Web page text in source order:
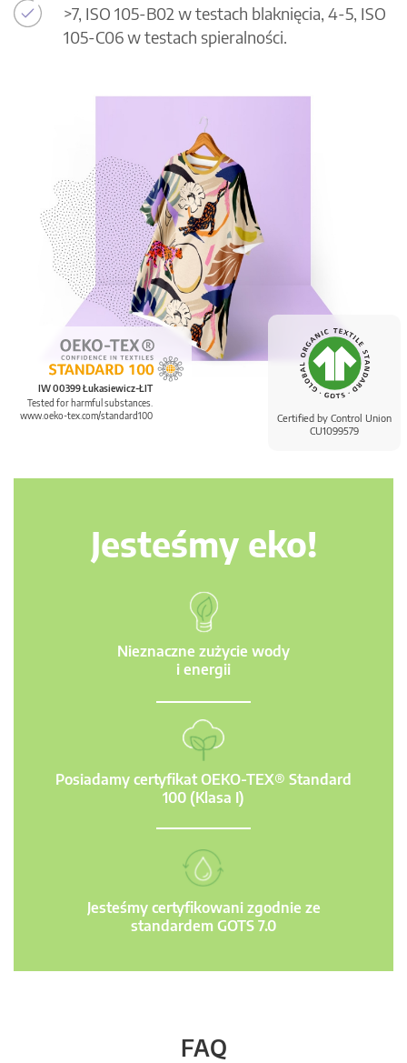
Certified by Control Union
CU1099579
IW 00399 Łukasiewicz-ŁIT
Tested for harmful substances.
www.oeko-tex.com/standard100
>7, ISO 105-B02 w testach blaknięcia, 4-5, ISO
105-C06 w testach spieralności.
Jesteśmy eko!
Nieznaczne zużycie wody
i energii
Posiadamy certyfikat OEKO-TEX® Standard
100 (Klasa I)
Jesteśmy certyfikowani zgodnie ze
standardem GOTS 7.0
FAQ